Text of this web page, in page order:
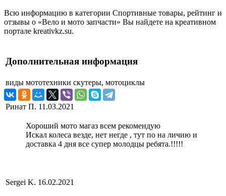
Всю информацию в категории Спортивные товары, рейтинг и
отзывы о «Вело и мото запчасти» Вы найдете на креативном
портале kreativkz.su.
Дополнительная информация
виды мототехники скутеры, мотоциклы
Ринат П. 11.03.2021
Хороший мото магаз всем рекомендую
Искал колеса везде, нет негде , тут по на личию и
доставка 4 дня все супер молодцы ребята.!!!!!
Sergei K. 16.02.2021